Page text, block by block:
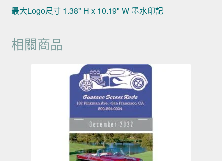
最大Logo尺寸 1.38" H x 10.19" W 墨水印記
相關商品